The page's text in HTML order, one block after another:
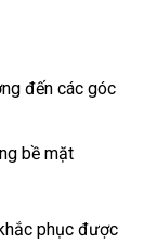
đến các góc
bề mặt
phục được